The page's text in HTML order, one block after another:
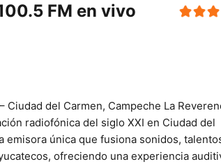
FM en vivo
Ciudad del Carmen, Campeche La
radiofónica del siglo XXI en Ciudad del
emisora única que fusiona sonidos,
ofreciendo una experiencia